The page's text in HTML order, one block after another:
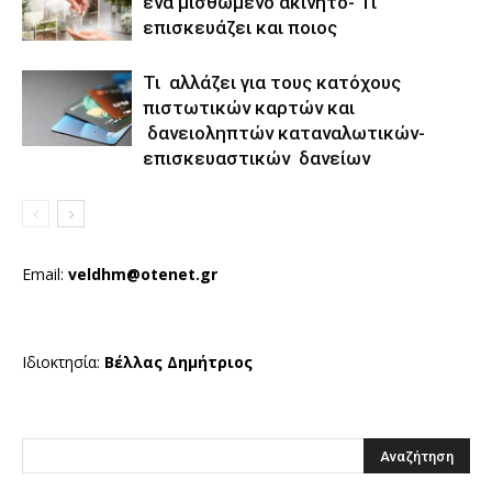
επισκευάζει και ποιος
Τι αλλάζει για τους κατόχους
πιστωτικών καρτών και
δανειοληπτών καταναλωτικών-
επισκευαστικών δανείων
Email: veldhm@otenet.gr
Ιδιοκτησία: Βέλλας Δημήτριος